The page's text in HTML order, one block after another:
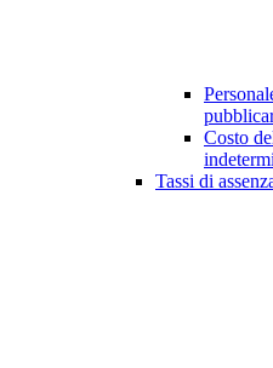
Costo
Tassi di